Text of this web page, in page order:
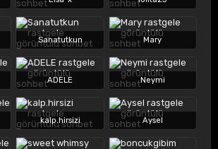
Sanatutkun Mary
ADELE Neymi
kalp.hirsizi Aysel